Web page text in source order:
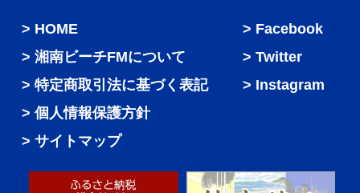
HOME
湘南ビーチFMについて
特定商取引法に基づく表記
個人情報保護方針
サイトマップ
Facebook
Twitter
Instagram